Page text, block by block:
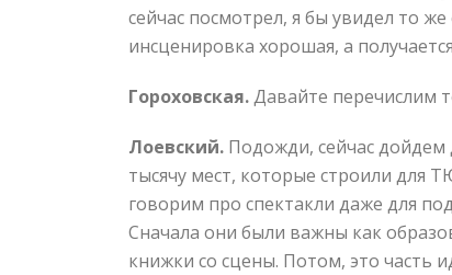
сейчас посмотрел, я бы увидел то
инсценировка хорошая, а
Гороховская.Давайте перечислим
Лоевский. Подожди, сейчас дойдем
тысячу мест, которые строили для
говорим про спектакли даже для
Сначала они были важны как
книжки со сцены. Потом, это часть